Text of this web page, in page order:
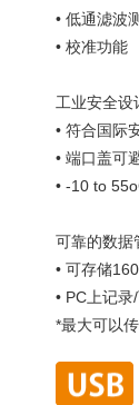
• 低通滤波
• 校准功能
工业安全设
• 符合国际
• 端口盖可
• -10 to
可靠的数据
• 可存储
• PC上记
*最大可以